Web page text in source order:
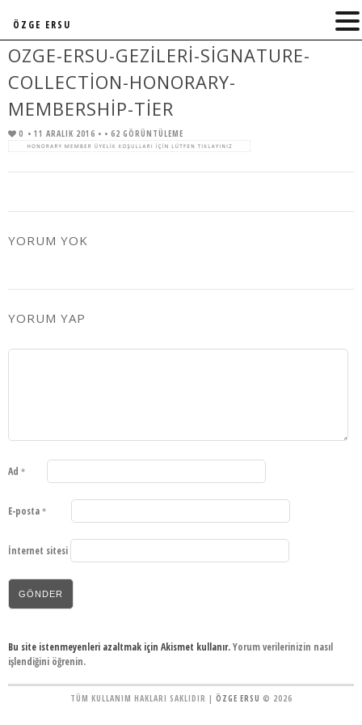
OZGE-ERSU-GEZILERI-SIGNATURE-
COLLECTION-HONORARY-
MEMBERSHIP-TIER
0 • 11 ARALIK 2016 • • 62 GÖRÜNTÜLEME
YORUM YOK
YORUM YAP
Ad *
E-posta *
İnternet sitesi
Bu site istenmeyenleri azaltmak için Akismet kullanır.Yorum verilerinizin nasıl
işlendiğini öğrenin.
TÜM KULLANIM HAKLARI SAKLIDIR | ÖZGE ERSU © 2026
ÖZGE ERSU